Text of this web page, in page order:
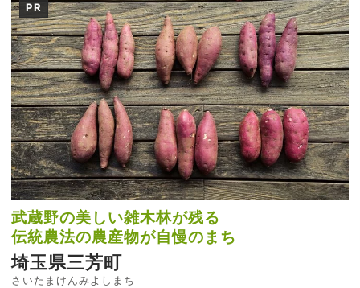
PR
武蔵野の美しい雑木林が残る
伝統農法の農産物が自慢のまち
埼玉県三芳町
さいたまけんみよしまち